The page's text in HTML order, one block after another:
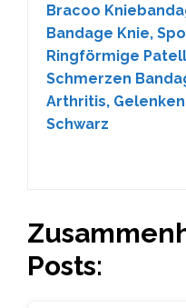
Bracoo
Bandage Knie,
Ringförmige
Schmerzen
Arthritis,
Schwarz
Posts: